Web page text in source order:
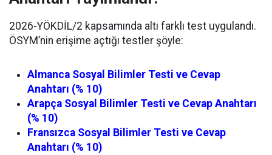
2026-YÖKDİL/2 kapsamında altı farklı test uygulandı.
ÖSYM’nin erişime açtığı testler şöyle:
Almanca Sosyal Bilimler Testi ve Cevap
Anahtarı (% 10)
Arapça Sosyal Bilimler Testi ve Cevap Anahtarı
(% 10)
Fransızca Sosyal Bilimler Testi ve Cevap
Anahtarı (% 10)